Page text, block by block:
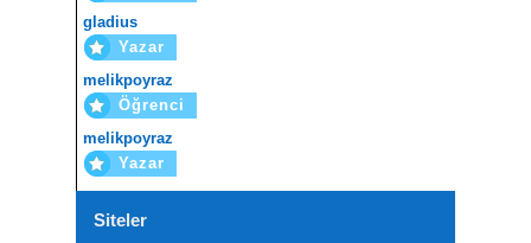
gladius
Yazar
melikpoyraz
Öğrenci
melikpoyraz
Yazar
Siteler